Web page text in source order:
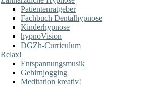
Patientenratgeber
Fachbuch Dentalhypnose
Kinderhypnose
hypnoVision
DGZh-Curriculum
Relax!
Entspannungsmusik
Gehirnjogging
Meditation kreativ!